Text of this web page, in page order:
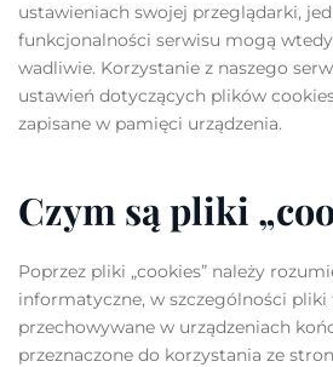
ustawieniach swojej przeglądarki,
funkcjonalności serwisu mogą wtedy
wadliwie. Korzystanie z naszego
ustawień dotyczących plików
zapisane w pamięci urządzenia.
Czym są pliki
Poprzez pliki „cookies” należy
informatyczne, w szczególności pliki
przechowywane w urządzeniach
przeznaczone do korzystania ze